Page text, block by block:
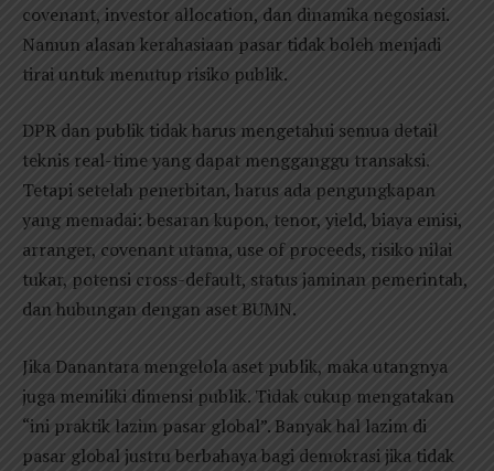
covenant, investor allocation, dan dinamika negosiasi.
Namun alasan kerahasiaan pasar tidak boleh menjadi
tirai untuk menutup risiko publik.
DPR dan publik tidak harus mengetahui semua detail
teknis real-time yang dapat mengganggu transaksi.
Tetapi setelah penerbitan, harus ada pengungkapan
yang memadai: besaran kupon, tenor, yield, biaya emisi,
arranger, covenant utama, use of proceeds, risiko nilai
tukar, potensi cross-default, status jaminan pemerintah,
dan hubungan dengan aset BUMN.
Jika Danantara mengelola aset publik, maka utangnya
juga memiliki dimensi publik. Tidak cukup mengatakan
“ini praktik lazim pasar global”. Banyak hal lazim di
pasar global justru berbahaya bagi demokrasi jika tidak